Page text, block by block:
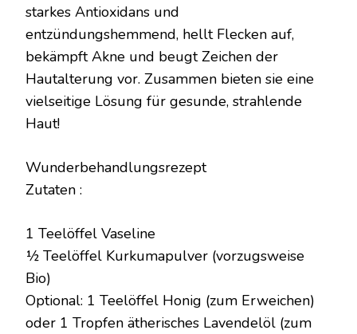
starkes Antioxidans und
entzündungshemmend, hellt Flecken auf,
bekämpft Akne und beugt Zeichen der
Hautalterung vor. Zusammen bieten sie eine
vielseitige Lösung für gesunde, strahlende
Haut!
Wunderbehandlungsrezept
Zutaten :
1 Teelöffel Vaseline
½ Teelöffel Kurkumapulver (vorzugsweise
Bio)
Optional: 1 Teelöffel Honig (zum Erweichen)
oder 1 Tropfen ätherisches Lavendelöl (zum